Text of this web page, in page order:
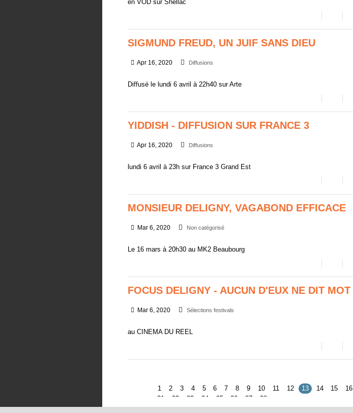
en VOD sur Shellac
SIGMUND FREUD, UN JUIF SANS DIEU
Apr 16, 2020 Diffusions
Diffusé le lundi 6 avril à 22h40 sur Arte
YIDDISH - DIFFUSION SUR FRANCE 3
Apr 16, 2020 Diffusions
lundi 6 avril à 23h sur France 3 Grand Est
MONSIEUR DELIGNY, VAGABOND EFFICACE
Mar 6, 2020 Non catégorisé
Le 16 mars à 20h30 au MK2 Beaubourg
FOCUS DELIGNY - AUCUN D'EUX NE DIT MOT
Mar 6, 2020 Sélections festivals
au CINEMA DU REEL
1 2 3 4 5 6 7 8 9 10 11 12 13 14 15 16
21
22 23 24 25 26 27 28